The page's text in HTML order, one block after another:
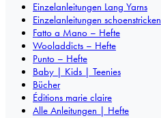
Einzelanleitungen Lang Yarns
Einzelanleitungen schoenstricken
Fatto a Mano – Hefte
Wooladdicts – Hefte
Punto – Hefte
Baby | Kids | Teenies
Bücher
Éditions marie claire
Alle Anleitungen | Hefte